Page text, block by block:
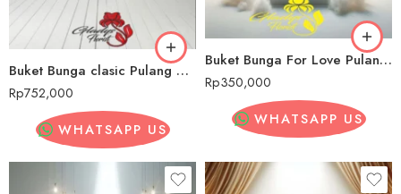
Buket Bunga clasic Pulang Pisau
Rp752,000
WHATSAPP US
Buket Bunga For Love Pulang Pisau
Rp350,000
WHATSAPP US